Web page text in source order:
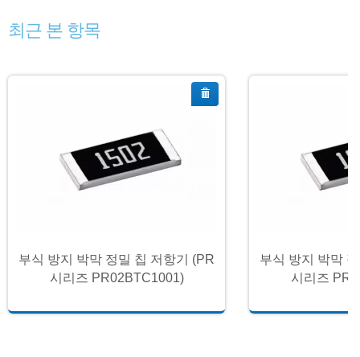
최근 본 항목
부식 방지 박막 정밀 칩 저항기 (PR
시리즈 PR02BTC1001)
부식 방지 박막
시리즈